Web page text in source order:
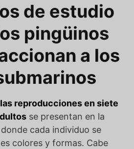
de estudio
pingüinos
a los
reproducciones en siete
se presentan en la
cada individuo se
colores y formas. Cabe